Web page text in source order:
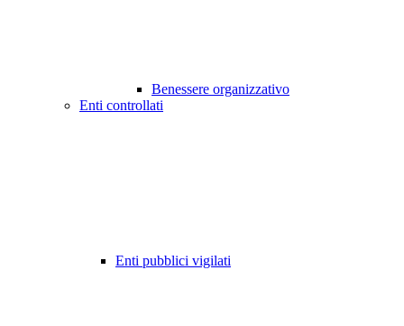
Benessere organizzativo
Enti controllati
Enti pubblici vigilati